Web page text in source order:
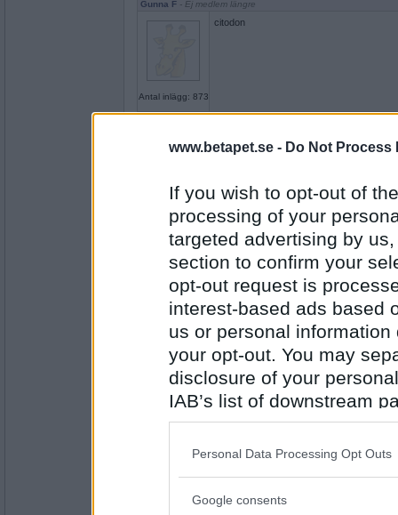
www.betapet.se - Do Not Process
If you wish to opt-out of
processing of your
targeted advertising by
section to confirm your
opt-out request is
interest-based ads based
us or personal
your opt-out. You may
disclosure of your
IAB’s list of downstream
also be disclosed by us
Downstream Participants
Please note that this
Personal Data Processing Opt Outs
Google consents
Gunna F - Ej medlem längre
Antal inlägg: 873
citodon
Antal inlägg:
1094
malignt melanom
eva-leva
Antal inlägg:
15408
avundsjuka
Sotfinger